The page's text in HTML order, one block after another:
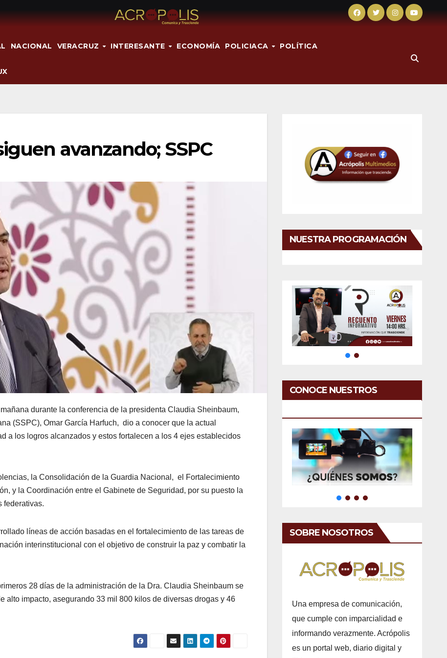
NACIONAL VERACRUZ INTERESANTE ECONOMÍA POLICIACA POLÍTICA
avanzando; SSPC
durante la conferencia de la presidenta Claudia Sheinbaum,
(SSPC), Omar García Harfuch, dio a conocer que la actual
a los logros alcanzados y estos fortalecen a los 4 ejes establecidos
la Consolidación de la Guardia Nacional, el Fortalecimiento
y la Coordinación entre el Gabinete de Seguridad, por su puesto la
federativas.
líneas de acción basadas en el fortalecimiento de las tareas de
interinstitucional con el objetivo de construir la paz y combatir la
28 días de la administración de la Dra. Claudia Sheinbaum se
alto impacto, asegurando 33 mil 800 kilos de diversas drogas y 46
NUESTRA PROGRAMACIÓN
CONOCE NUESTROS
SOBRE NOSOTROS
Una empresa de comunicación,
que cumple con imparcialidad e
informando verazmente. Acrópolis
es un portal web, diario digital y